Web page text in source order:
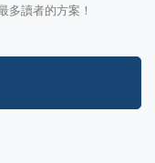
多讀者的方案！